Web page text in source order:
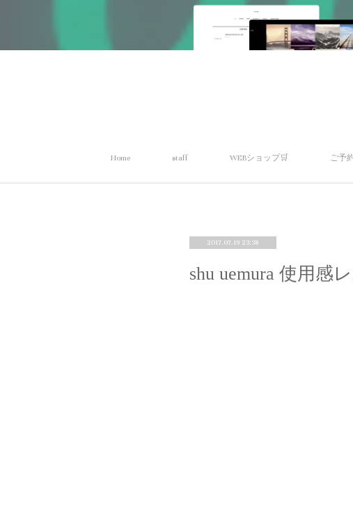
Home staff WEBショップ🛒 ご予
2017.07.19 23:38
shu uemura 使用感